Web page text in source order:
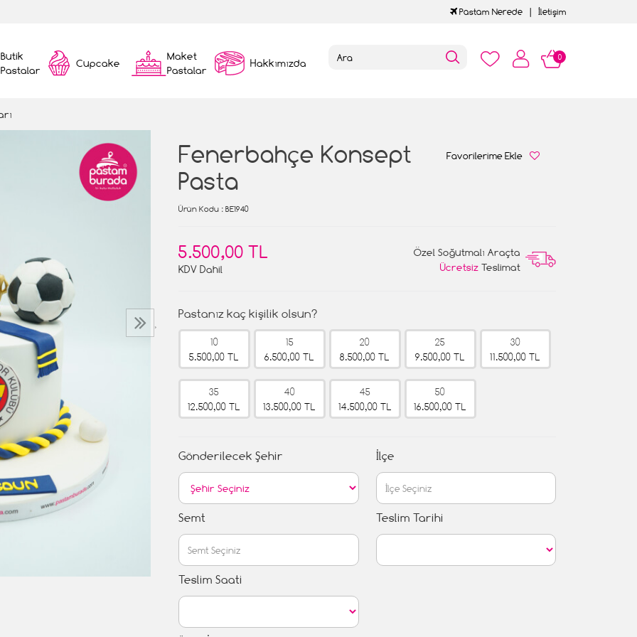
Pastam Nerede İletişim
Butik
Pastalar
Cupcake
Maket
Pastalar
Hakkımızda 0
›
Fenerbahçe Konsept
Pasta
Favorilerime Ekle
Ürün Kodu : BE1940
5.500,00 TL
KDV Dahil
Özel Soğutmalı Araçta
Ücretsiz Teslimat
Pastanız kaç kişilik olsun?
10
5.500,00 TL
15
6.500,00 TL
20
8.500,00 TL
25
9.500,00 TL
30
11.500,00 TL
35
12.500,00 TL
40
13.500,00 TL
45
14.500,00 TL
50
16.500,00 TL
Gönderilecek Şehir İlçe
Semt Teslim Tarihi
Teslim Saati